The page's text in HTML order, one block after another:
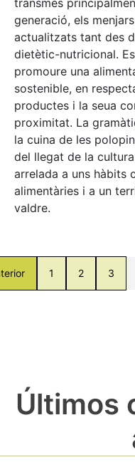
generació, els
actualitzats tant des
dietètic-nutricional.
promoure una
sostenible, en
productes i la seua
proximitat. La
la cuina de les
del llegat de la
arrelada a uns hàbits
alimentàries i a un
valdre.
1 2 3
Últimos